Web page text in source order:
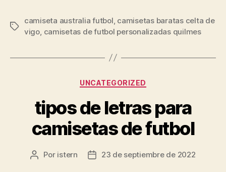
Etiquetas
camiseta australia futbol camisetas baratas celta de
vigo camisetas de futbol personalizadas quilmes
Categorías
UNCATEGORIZED
tipos de letras para
camisetas de futbol
Autor
Por istern
Fecha23 de septiembre de 2022